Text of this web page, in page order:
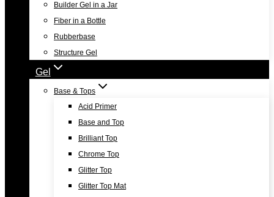
Builder Gel in a Jar
Fiber in a Bottle
Rubberbase
Structure Gel
Gel
Base & Tops
Acid Primer
Base and Top
Brilliant Top
Chrome Top
Glitter Top
Glitter Top Mat